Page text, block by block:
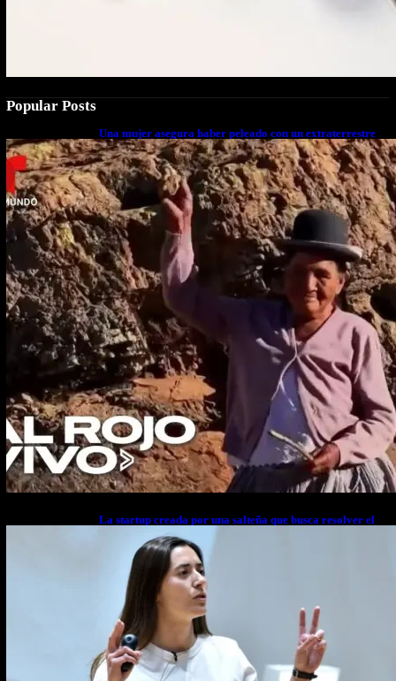
Popular Posts
Una mujer asegura haber peleado con un extraterrestre
cuerpo a cuerpo
La startup creada por una salteña que busca resolver el
estrés financiero en Latinoamérica